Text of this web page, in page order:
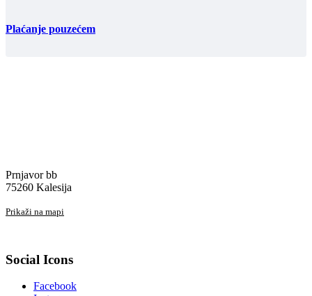
Plaćanje pouzećem
Prnjavor bb
75260 Kalesija
Prikaži na mapi
Social Icons
Facebook